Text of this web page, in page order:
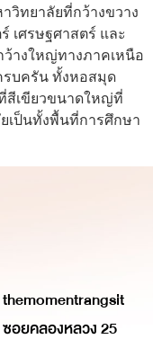
วิทยาลัยที่กว้างขวาง
เศรษฐศาสตร์ และ
างใหญ่ทางภาคเหนือ
รบครัน ทั้งหอสมุด
สีเขียวขนาดใหญ่ที่
เป็นทั้งพื้นที่การศึกษา
อยคลองหลวง 25